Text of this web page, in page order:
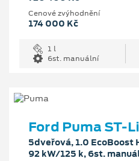
Cenové zvýhodnění
174 000 Kč
1 l
6st. manuální
Ford Puma ST-
5dveřová, 1.0 EcoBoost
92 kW/125 k, 6st.